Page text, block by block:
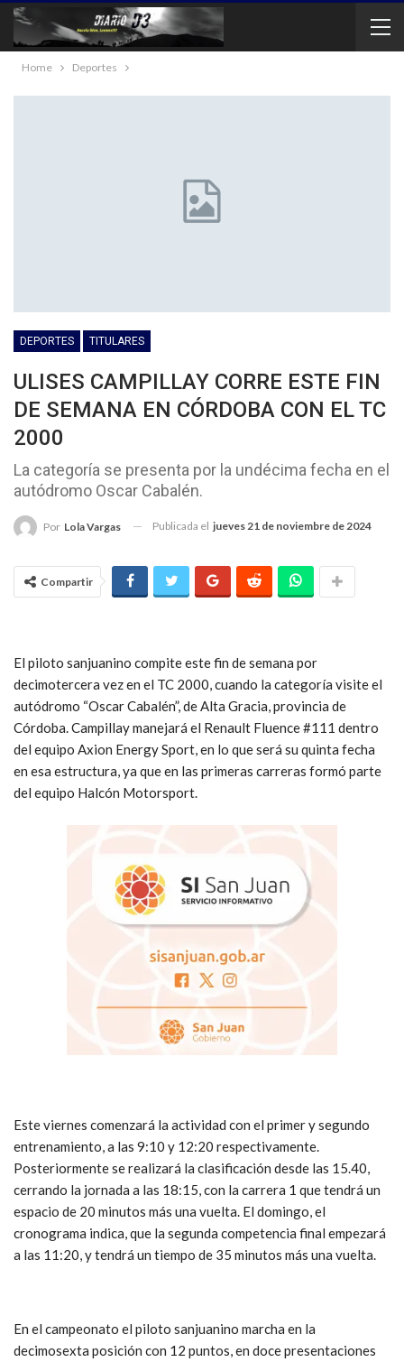
Home Deportes
DEPORTES TITULARES
ULISES CAMPILLAY CORRE ESTE FIN
DE SEMANA EN CÓRDOBA CON EL TC
2000
La categoría se presenta por la undécima fecha en el
autódromo Oscar Cabalén.
Por Lola Vargas Publicada el jueves 21 de noviembre de 2024
Compartir
El piloto sanjuanino compite este fin de semana por
decimotercera vez en el TC 2000, cuando la categoría visite el
autódromo “Oscar Cabalén”, de Alta Gracia, provincia de
Córdoba. Campillay manejará el Renault Fluence #111 dentro
del equipo Axion Energy Sport, en lo que será su quinta fecha
en esa estructura, ya que en las primeras carreras formó parte
del equipo Halcón Motorsport.
Este viernes comenzará la actividad con el primer y segundo
entrenamiento, a las 9:10 y 12:20 respectivamente.
Posteriormente se realizará la clasificación desde las 15.40,
cerrando la jornada a las 18:15, con la carrera 1 que tendrá un
espacio de 20 minutos más una vuelta. El domingo, el
cronograma indica, que la segunda competencia final empezará
a las 11:20, y tendrá un tiempo de 35 minutos más una vuelta.
En el campeonato el piloto sanjuanino marcha en la
decimosexta posición con 12 puntos, en doce presentaciones